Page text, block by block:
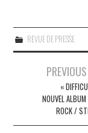
REVUE DE PRESSE
Navigation
articles
«
NOUVEL
ROCK /